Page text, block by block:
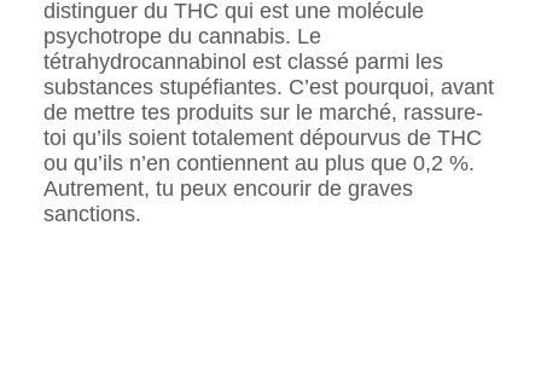
distinguer du THC qui est une molécule
psychotrope du cannabis. Le
tétrahydrocannabinol est classé parmi les
substances stupéfiantes. C’est pourquoi, avant
de mettre tes produits sur le marché, rassure-
toi qu’ils soient totalement dépourvus de THC
ou qu’ils n’en contiennent au plus que 0,2 %.
Autrement, tu peux encourir de graves
sanctions.